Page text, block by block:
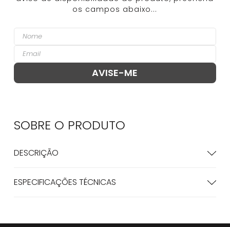
SOBRE O PRODUTO
DESCRIÇÃO
ESPECIFICAÇÕES TÉCNICAS